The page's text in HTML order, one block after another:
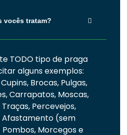
vocês tratam?
TODO tipo de praga
alguns exemplos:
Brocas, Pulgas,
Carrapatos, Moscas,
Percevejos,
Afastamento (sem
Morcegos e